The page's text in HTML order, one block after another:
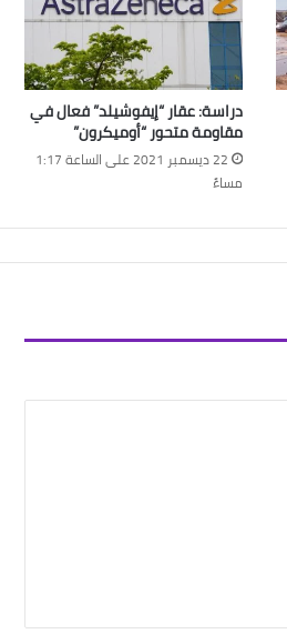
دراسة: عقار “إيفوشيلد” فعال في
مقاومة متحور “أوميكرون”
22 ديسمبر 2021 على الساعة 1:17
مساءً